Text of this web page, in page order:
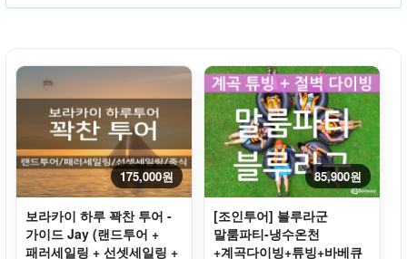
175,000원
보라카이 하루 꽉찬 투어 -
가이드 Jay (랜드투어 +
패러세일링 + 선셋세일링 +
85,900원
[조인투어] 블루라군
말룸파티-냉수온천
+계곡다이빙+튜빙+바베큐